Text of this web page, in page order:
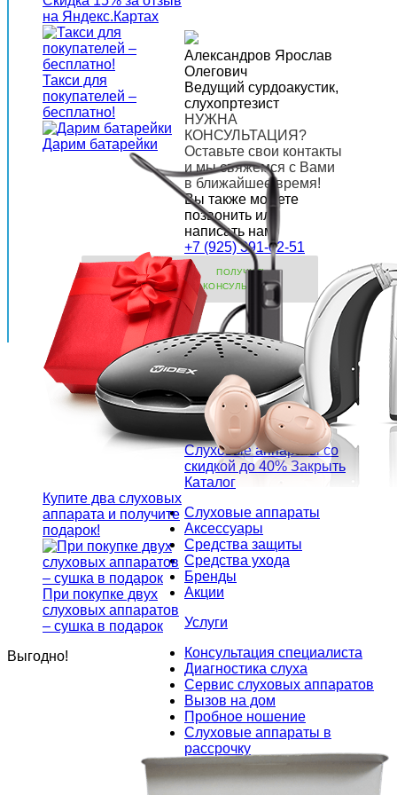
на Яндекс.Картах
Такси для
покупателей –
бесплатно!
Дарим батарейки
Купите два слуховых
аппарата и получите
подарок!
При покупке двух
слуховых аппаратов
– сушка в подарок
Выгодно!
Александров Ярослав
Олегович
Ведущий сурдоакустик,
слухопртезист
НУЖНА
КОНСУЛЬТАЦИЯ?
Оставьте свои контакты
и мы свяжемся с Вами
в ближайшее время!
Вы также можете
позвонить или
написать нам:
+7 (925) 391-02-51
ПОЛУЧИТЬ
КОНСУЛЬТАЦИЮ
Лучшие предложения
Слуховые аппараты со
скидкой до 40% Закрыть
Каталог
Слуховые аппараты
Аксессуары
Средства защиты
Средства ухода
Бренды
Акции
Услуги
Консультация специалиста
Диагностика слуха
Сервис слуховых аппаратов
Вызов на дом
Пробное ношение
Слуховые аппараты в
рассрочку
О компании